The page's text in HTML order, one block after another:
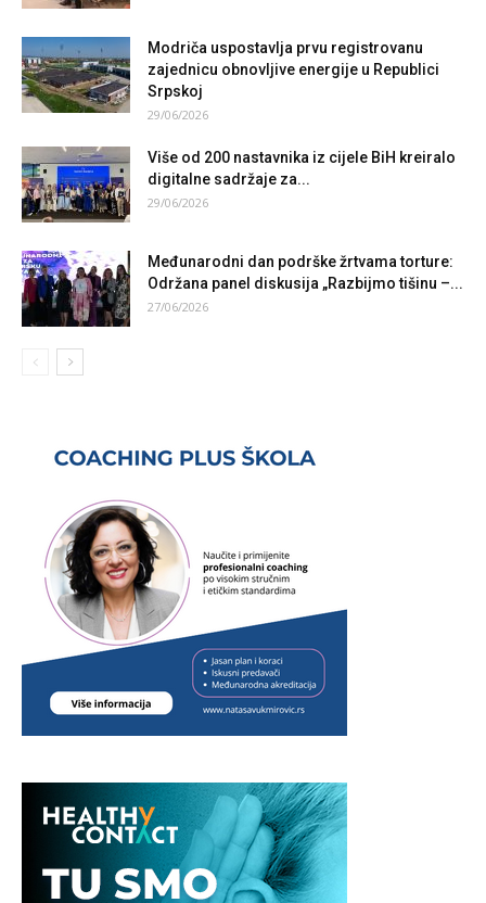
Modriča uspostavlja prvu registrovanu
zajednicu obnovljive energije u Republici
Srpskoj
29/06/2026
Više od 200 nastavnika iz cijele BiH kreiralo
digitalne sadržaje za...
29/06/2026
Međunarodni dan podrške žrtvama torture:
Održana panel diskusija „Razbijmo tišinu –...
27/06/2026